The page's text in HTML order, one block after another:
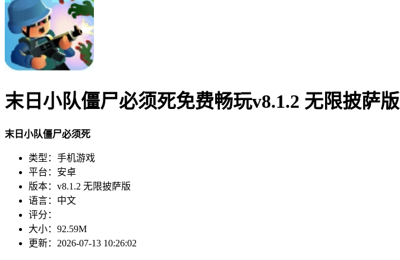
末日小队僵尸必须死免费畅玩v8.1.2 无限披萨版
末日小队僵尸必须死
类型：手机游戏
平台：安卓
版本：v8.1.2 无限披萨版
语言：中文
评分：
大小：92.59M
更新：2026-07-13 10:26:02